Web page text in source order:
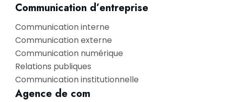
Communication d’entreprise
Communication interne
Communication externe
Communication numérique
Relations publiques
Communication institutionnelle
Agence de com